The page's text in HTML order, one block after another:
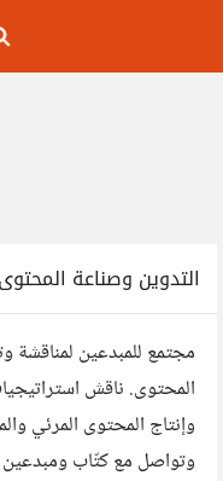
التدوين وصناعة المحتوى
مجتمع للمبدعين لمناقشة
المحتوى. ناقش
وإنتاج المحتوى المرئي
وتواصل مع كتّاب